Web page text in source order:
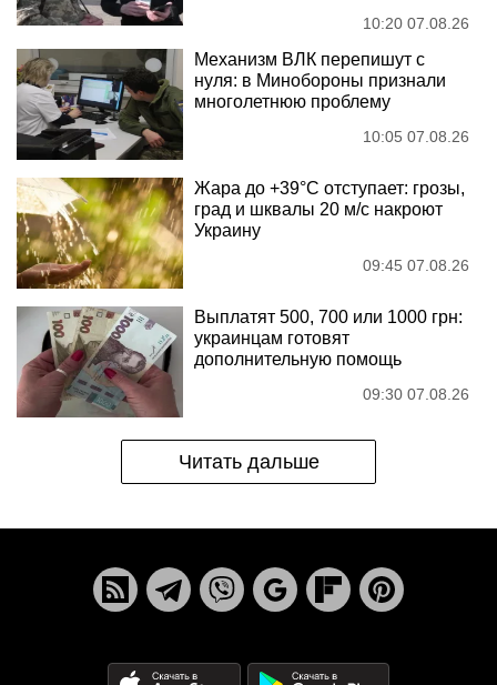
10:20 07.08.26
Механизм ВЛК перепишут с
нуля: в Минобороны признали
многолетнюю проблему
10:05 07.08.26
Жара до +39°C отступает: грозы,
град и шквалы 20 м/с накроют
Украину
09:45 07.08.26
Выплатят 500, 700 или 1000 грн:
украинцам готовят
дополнительную помощь
09:30 07.08.26
Читать дальше